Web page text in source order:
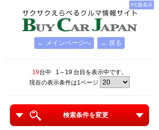
PC版表示
← メインページへ ← 戻る
19台中 1～19 台目を表示中です。
現在の表示条件は1ページ
検索条件を変更